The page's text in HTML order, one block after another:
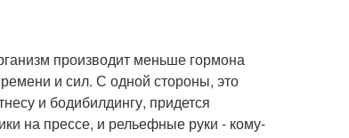
производит меньше гормона
и сил. С одной стороны, это
и бодибилдингу, придется
на прессе, и рельефные руки - кому-